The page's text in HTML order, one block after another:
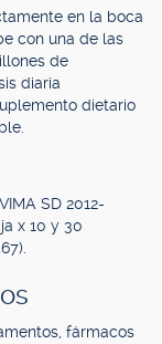
en la boca
con una de las
de
diaria
dietario
SD 2012-
x 10 y 30
fármacos